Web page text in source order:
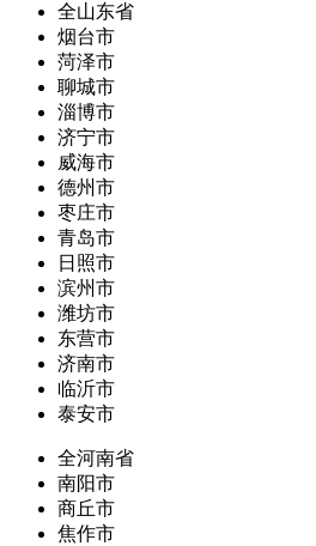
全山东省
烟台市
菏泽市
聊城市
淄博市
济宁市
威海市
德州市
枣庄市
青岛市
日照市
滨州市
潍坊市
东营市
济南市
临沂市
泰安市
全河南省
南阳市
商丘市
焦作市